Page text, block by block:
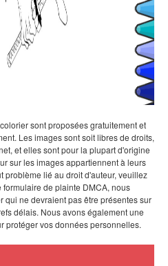
sont proposées gratuitement et
Les images sont soit libres de droits,
et elles sont pour la plupart d'origine
sur les images appartiennent à leurs
problème lié au droit d'auteur, veuillez
de plainte DMCA, nous
qui ne devraient pas être présentes sur
délais. Nous avons également une
protéger vos données personnelles.